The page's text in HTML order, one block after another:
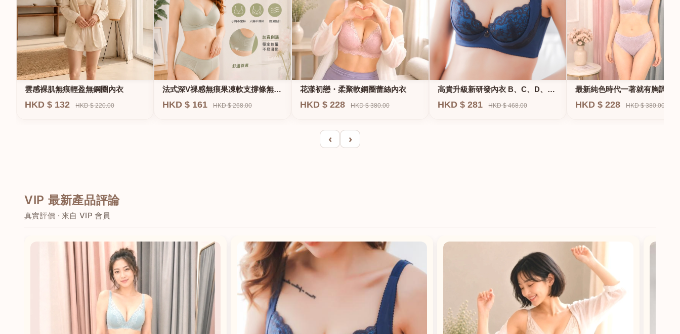
雲感裸肌無痕輕盈無鋼圈內衣
HKD $ 132 HKD $ 220.00
法式深V祼感無痕果凍軟支撐條無鋼
圈內衣
HKD $ 161 HKD $ 268.00
花漾初戀・柔聚軟鋼圈蕾絲內衣
HKD $ 228 HKD $ 380.00
高貴升級新研發內衣 B、C、D、
E、F專業養脂術系列
HKD $ 281 HKD $ 468.00
最新純色時代一著就有胸調整
衣-專治小胸 蝴蝶肌位矯正型內
HKD $ 228 HKD $ 380.00
‹ ›
VIP 最新產品評論
真實評價 · 來自 VIP 會員